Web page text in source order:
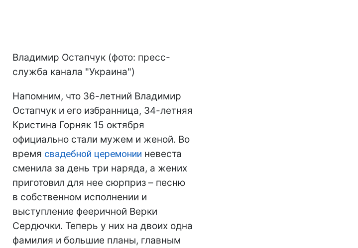
Владимир Остапчук (фото: пресс-
служба канала "Украина")
Напомним, что 36-летний Владимир
Остапчук и его избранница, 34-летняя
Кристина Горняк 15 октября
официально стали мужем и женой. Во
время свадебной церемонии невеста
сменила за день три наряда, а жених
приготовил для нее сюрприз – песню
в собственном исполнении и
выступление фееричной Верки
Сердючки. Теперь у них на двоих одна
фамилия и большие планы, главным